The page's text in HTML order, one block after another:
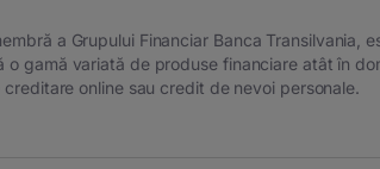
a Grupului Financiar Banca Transilvania,
o gamă variată de produse financiare atât în
online sau credit de nevoi personale.